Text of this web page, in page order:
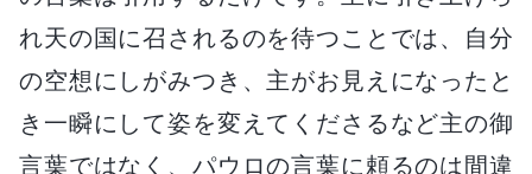
れ天の国に召されるのを待つことでは、自分
の空想にしがみつき、主がお見えになったと
き一瞬にして姿を変えてくださるなど主の御
言葉ではなく、パウロの言葉に頼るのは間違